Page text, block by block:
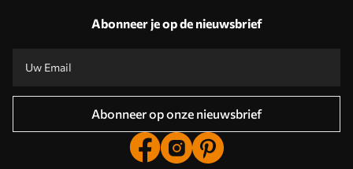
Abonneer je op de nieuwsbrief
Abonneer op onze nieuwsbrief